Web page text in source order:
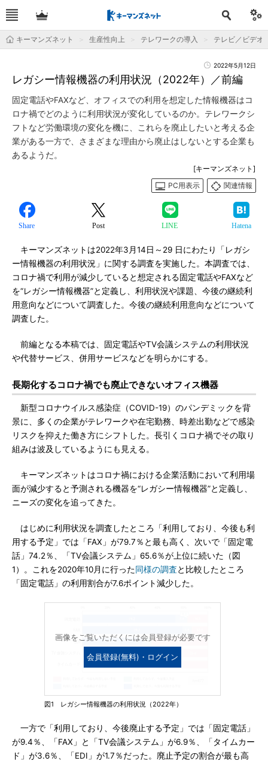
キーマンズネット 生産性向上 テレワークの導入 テレビ／ビデオ
2022年5月12日
レガシー情報機器の利用状況（2022年）／前編
固定電話やFAXなど、オフィスでの利用を想定した情報機器はコ
ロナ禍でどのように利用状況が変化しているのか。テレワークシ
フトなど労働環境の変化を機に、これらを廃止したいと考える企
業がある一方で、さまざまな理由から廃止はしないとする企業も
あるようだ。
[キーマンズネット]
PC用表示
関連情報
Share Post LINE Hatena
キーマンズネットは2022年3月14日～29 日にわたり「レガシ
ー情報機器の利用状況」に関する調査を実施した。本調査では、
コロナ禍で利用が減少していると想定される固定電話やFAXなど
を“レガシー情報機器”と定義し、利用状況や課題、今後の継続利
用意向などについて調査した。今後の継続利用意向などについて
調査した。
前編となる本稿では、固定電話やTV会議システムの利用状況
や代替サービス、併用サービスなどを明らかにする。
長期化するコロナ禍でも廃止できないオフィス機器
新型コロナウイルス感染症（COVID-19）のパンデミックを背
景に、多くの企業がテレワークや在宅勤務、時差出勤などで感染
リスクを抑えた働き方にシフトした。長引くコロナ禍でその取り
組みは波及しているようにも見える。
キーマンズネットはコロナ禍における企業活動において利用場
面が減少すると予測される機器を“レガシー情報機器”と定義し、
ニーズの変化を追ってきた。
はじめに利用状況を調査したところ「利用しており、今後も利
用する予定」では「FAX」が79.7％と最も高く、次いで「固定電
話」74.2％、「TV会議システム」65.6％が上位に続いた（図
1）。これを2020年10月に行った同様の調査と比較したところ
「固定電話」の利用割合が7.6ポイント減少した。
画像をご覧いただくには会員登録が必要です
会員登録(無料)・ログイン
図1 レガシー情報機器の利用状況（2022年）
一方で「利用しており、今後廃止する予定」では「固定電話」
が9.4％、「FAX」と「TV会議システム」が6.9％、「タイムカー
ド」が3.6％、「EDI」が1.7％だった。廃止予定の割合が最も高